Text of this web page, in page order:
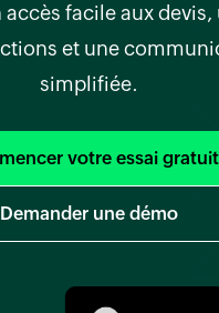
facile aux devis,
et une
simplifiée.
votre essai gratuit
Demander une démo